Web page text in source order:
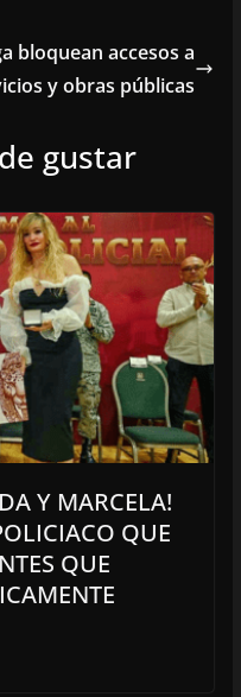
bloquean accesos a
y obras públicas
gustar
Y MARCELA!
QUE
QUE